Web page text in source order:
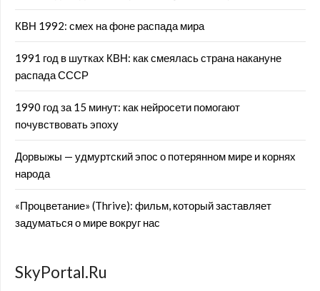
КВН 1992: смех на фоне распада мира
1991 год в шутках КВН: как смеялась страна накануне
распада СССР
1990 год за 15 минут: как нейросети помогают
почувствовать эпоху
Дорвыжы — удмуртский эпос о потерянном мире и корнях
народа
«Процветание» (Thrive): фильм, который заставляет
задуматься о мире вокруг нас
SkyPortal.Ru